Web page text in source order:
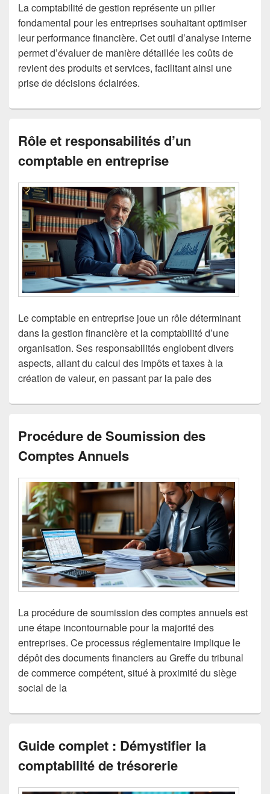
La comptabilité de gestion représente un pilier
fondamental pour les entreprises souhaitant optimiser
leur performance financière. Cet outil d’analyse interne
permet d’évaluer de manière détaillée les coûts de
revient des produits et services, facilitant ainsi une
prise de décisions éclairées.
Rôle et responsabilités d’un
comptable en entreprise
Le comptable en entreprise joue un rôle déterminant
dans la gestion financière et la comptabilité d’une
organisation. Ses responsabilités englobent divers
aspects, allant du calcul des impôts et taxes à la
création de valeur, en passant par la paie des
Procédure de Soumission des
Comptes Annuels
La procédure de soumission des comptes annuels est
une étape incontournable pour la majorité des
entreprises. Ce processus réglementaire implique le
dépôt des documents financiers au Greffe du tribunal
de commerce compétent, situé à proximité du siège
social de la
Guide complet : Démystifier la
comptabilité de trésorerie